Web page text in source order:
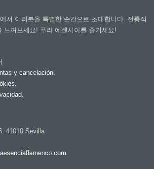
서 여러분을 특별한 순간으로 초대합니다. 전통적
느껴보세요! 푸라 에센시아를 즐기세요!
y cancelación.
41010 Sevilla